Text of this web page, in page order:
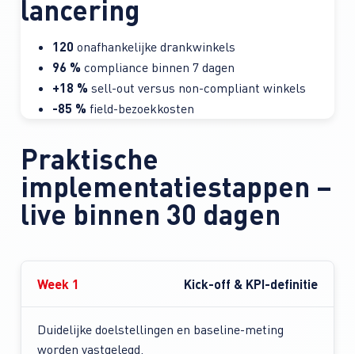
lancering
120 onafhankelijke drankwinkels
96 % compliance binnen 7 dagen
+18 % sell-out versus non-compliant winkels
-85 % field-bezoek­kosten
Praktische
implementatie­stappen –
live binnen 30 dagen
Week 1 Kick-off & KPI-definitie
Duidelijke doelstellingen en baseline-meting
worden vastgelegd.